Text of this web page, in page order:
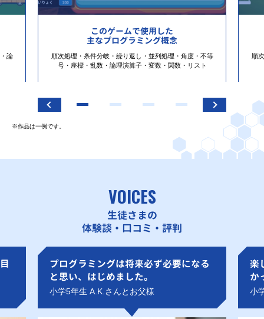
論
このゲームで使用した
主なプログラミング概念
順次処理・条件分岐・繰り返し・並列処理・角度・不等
号・座標・乱数・論理演算子・変数・関数・リスト
順
※作品は一例です。
VOICES
生徒さまの
体験談・口コミ・評判
プログラミングは将来必ず必要になる
と思い、はじめました。
小学5年生 A.K.さんとお父様
楽
か
小